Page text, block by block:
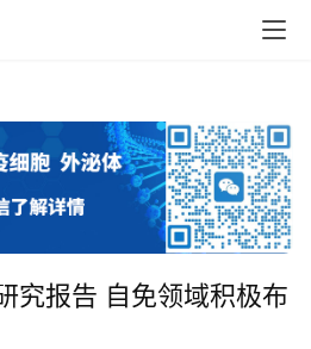
究报告 自免领域积极布